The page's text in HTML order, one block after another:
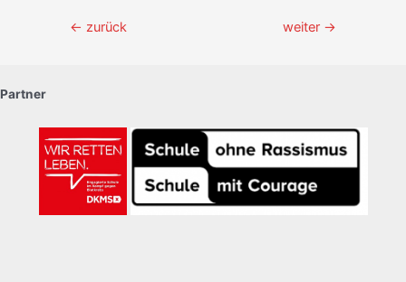
Beitragsnavigation
← zurück weiter →
Partner